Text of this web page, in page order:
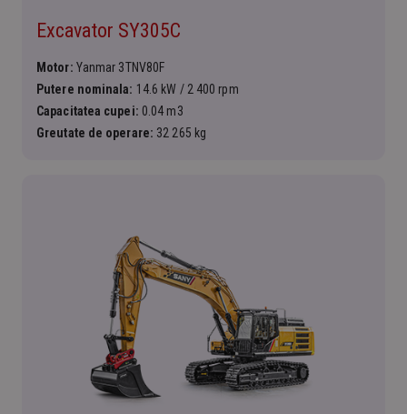
Excavator SY305C
Motor: Yanmar 3TNV80F
Putere nominala: 14.6 kW / 2 400 rpm
Capacitatea cupei: 0.04 m3
Greutate de operare: 32 265 kg